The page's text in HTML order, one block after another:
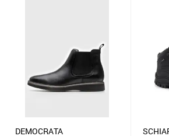
DEMOCRATA